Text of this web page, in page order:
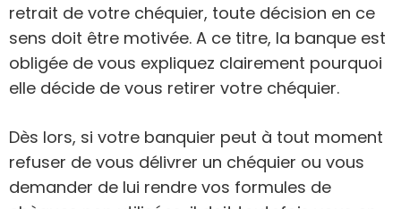
retrait de votre chéquier, toute décision en ce
sens doit être motivée. A ce titre, la banque est
obligée de vous expliquez clairement pourquoi
elle décide de vous retirer votre chéquier.
Dès lors, si votre banquier peut à tout moment
refuser de vous délivrer un chéquier ou vous
demander de lui rendre vos formules de